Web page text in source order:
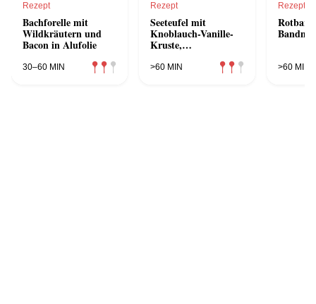
Rezept
Bachforelle mit
Wildkräutern und
Bacon in Alufolie
30–60 MIN
Rezept
Seeteufel mit
Knoblauch-Vanille-
Kruste,
Limettensauce
>60 MIN
Rezept
>60 MIN